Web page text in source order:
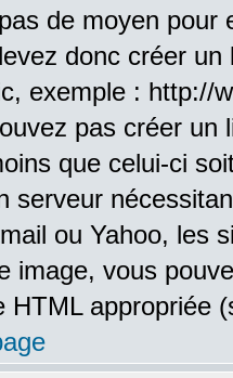
de moyen pour
donc créer
exemple : http://
pas créer un
que celui-ci
serveur
ou Yahoo, les
image, vous
HTML appropriée